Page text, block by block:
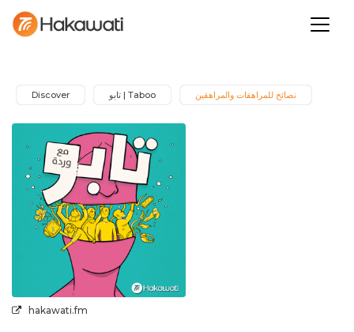
Discover Taboo | تابو نصائح للمراهقات والمراهقين
hakawati.fm